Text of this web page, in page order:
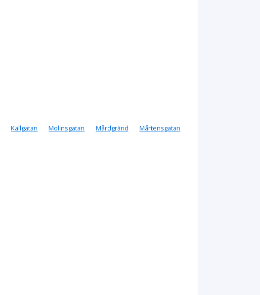
Källgatan Molinsgatan Mårdgränd
Mårtensgatan